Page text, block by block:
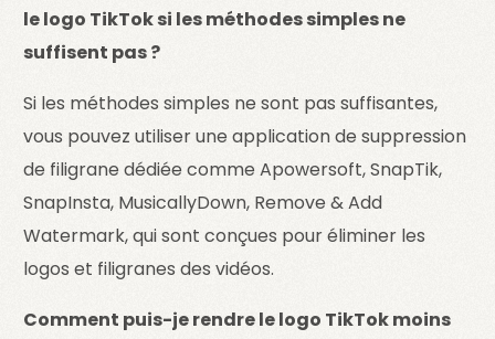
le logo TikTok si les méthodes simples ne
suffisent pas ?
Si les méthodes simples ne sont pas suffisantes,
vous pouvez utiliser une application de suppression
de filigrane dédiée comme Apowersoft, SnapTik,
SnapInsta, MusicallyDown, Remove & Add
Watermark, qui sont conçues pour éliminer les
logos et filigranes des vidéos.
Comment puis-je rendre le logo TikTok moins